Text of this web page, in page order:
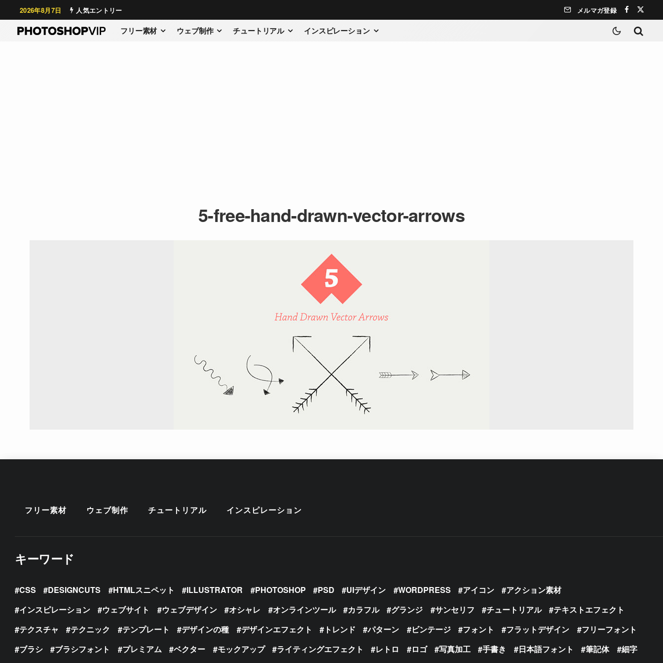
2026年8月7日 人気エントリー メルマガ登録
フリー素材 ウェブ制作 チュートリアル インスピレーション
5-free-hand-drawn-vector-arrows
フリー素材 ウェブ制作 チュートリアル インスピレーション
キーワード
CSS DESIGNCUTS HTMLスニペット ILLUSTRATOR PHOTOSHOP PSD UIデザイン WORDPRESS アイコン
アクション素材
インスピレーション
ウェブサイト ウェブデザイン オシャレ オンラインツール カラフル グランジ サンセリフ チュートリアル
テキストエフェクト
テクスチャ
テクニック テンプレート デザインの種 デザインエフェクト トレンド パターン ビンテージ フォント フラットデザイン
フリーフォント
ブラシ
ブラシフォント プレミアム ベクター モックアップ ライティングエフェクト レトロ ロゴ 写真加工 手書き 日本語フォント 筆記体 細字